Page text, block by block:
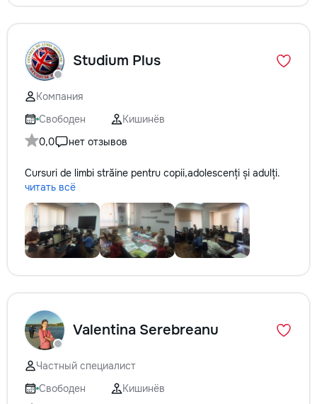
Studium Plus
Компания
Свободен
Кишинёв
0,0
нет отзывов
Cursuri de limbi străine pentru copii,adolescenți și adulți.
читать всё
Valentina Serebreanu
Частный специалист
Свободен
Кишинёв